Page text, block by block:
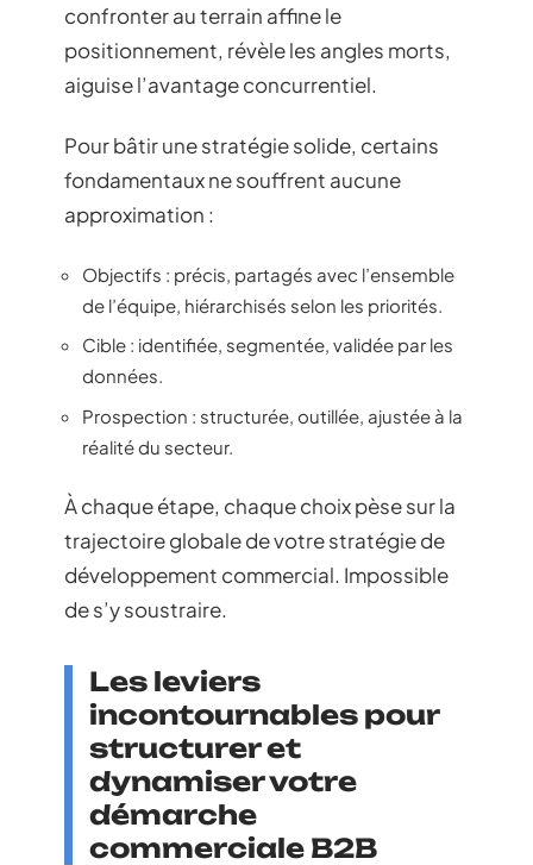
confronter au terrain affine le
positionnement, révèle les angles morts,
aiguise l’avantage concurrentiel.
Pour bâtir une stratégie solide, certains
fondamentaux ne souffrent aucune
approximation :
Objectifs : précis, partagés avec l’ensemble
de l’équipe, hiérarchisés selon les priorités.
Cible : identifiée, segmentée, validée par les
données.
Prospection : structurée, outillée, ajustée à la
réalité du secteur.
À chaque étape, chaque choix pèse sur la
trajectoire globale de votre stratégie de
développement commercial. Impossible
de s’y soustraire.
Les leviers
incontournables pour
structurer et
dynamiser votre
démarche
commerciale B2B